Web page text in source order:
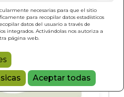
necesarias para que el sitio
para recopilar datos estadísticos
datos del usuario a través de
integrados. Activándolas nos autoriza a
página web.
Aceptar todas